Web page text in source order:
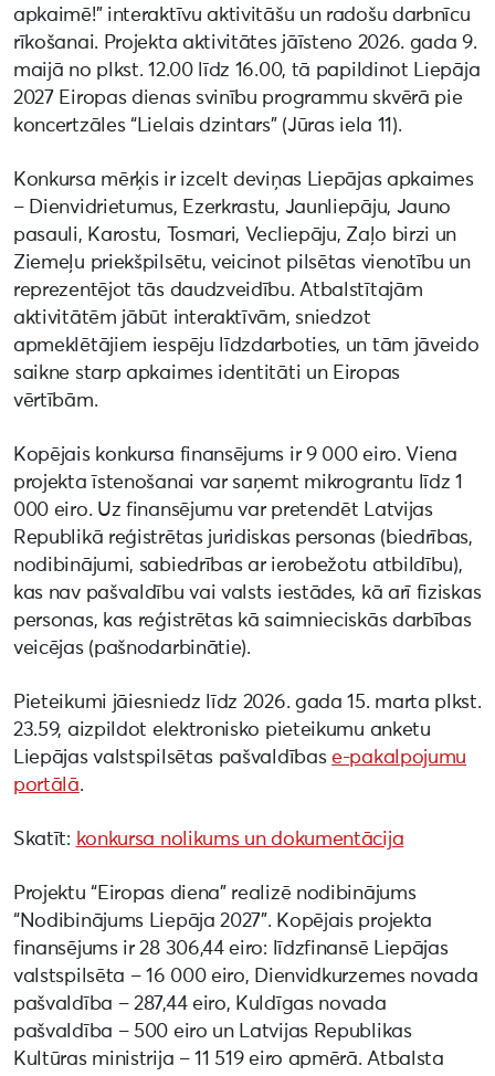
apkaimē!” interaktīvu aktivitāšu un radošu darbnīcu
rīkošanai. Projekta aktivitātes jāīsteno 2026. gada 9.
maijā no plkst. 12.00 līdz 16.00, tā papildinot Liepāja
2027 Eiropas dienas svinību programmu skvērā pie
koncertzāles “Lielais dzintars” (Jūras iela 11).
Konkursa mērķis ir izcelt deviņas Liepājas apkaimes
– Dienvidrietumus, Ezerkrastu, Jaunliepāju, Jauno
pasauli, Karostu, Tosmari, Vecliepāju, Zaļo birzi un
Ziemeļu priekšpilsētu, veicinot pilsētas vienotību un
reprezentējot tās daudzveidību. Atbalstītajām
aktivitātēm jābūt interaktīvām, sniedzot
apmeklētājiem iespēju līdzdarboties, un tām jāveido
saikne starp apkaimes identitāti un Eiropas
vērtībām.
Kopējais konkursa finansējums ir 9 000 eiro. Viena
projekta īstenošanai var saņemt mikrograntu līdz 1
000 eiro. Uz finansējumu var pretendēt Latvijas
Republikā reģistrētas juridiskas personas (biedrības,
nodibinājumi, sabiedrības ar ierobežotu atbildību),
kas nav pašvaldību vai valsts iestādes, kā arī fiziskas
personas, kas reģistrētas kā saimnieciskās darbības
veicējas (pašnodarbinātie).
Pieteikumi jāiesniedz līdz 2026. gada 15. marta plkst.
23.59, aizpildot elektronisko pieteikumu anketu
Liepājas valstspilsētas pašvaldībase-pakalpojumu
portālā.
Skatīt: konkursa nolikums un dokumentācija
Projektu “Eiropas diena” realizē nodibinājums
“Nodibinājums Liepāja 2027”. Kopējais projekta
finansējums ir 28 306,44 eiro: līdzfinansē Liepājas
valstspilsēta – 16 000 eiro, Dienvidkurzemes novada
pašvaldība – 287,44 eiro, Kuldīgas novada
pašvaldība – 500 eiro un Latvijas Republikas
Kultūras ministrija – 11 519 eiro apmērā. Atbalsta